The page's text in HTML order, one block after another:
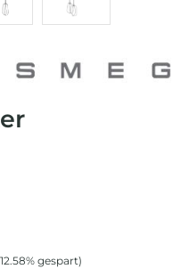
gespart)